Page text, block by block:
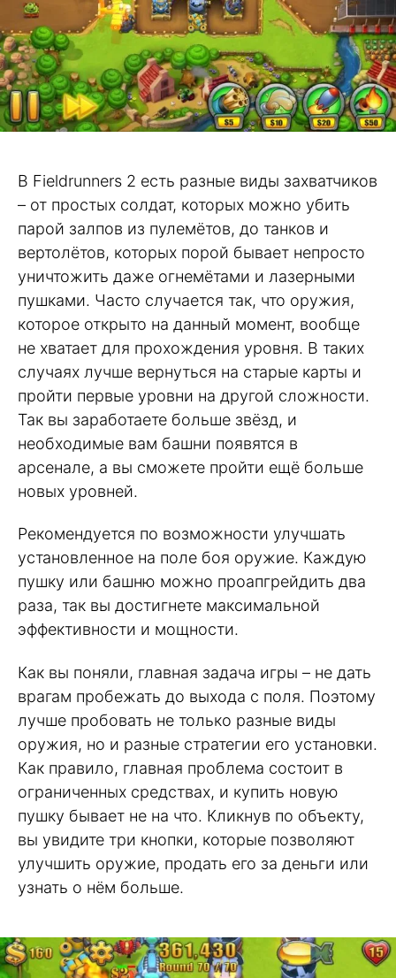
В Fieldrunners 2 есть разные виды захватчиков
– от простых солдат, которых можно убить
парой залпов из пулемётов, до танков и
вертолётов, которых порой бывает непросто
уничтожить даже огнемётами и лазерными
пушками. Часто случается так, что оружия,
которое открыто на данный момент, вообще
не хватает для прохождения уровня. В таких
случаях лучше вернуться на старые карты и
пройти первые уровни на другой сложности.
Так вы заработаете больше звёзд, и
необходимые вам башни появятся в
арсенале, а вы сможете пройти ещё больше
новых уровней.
Рекомендуется по возможности улучшать
установленное на поле боя оружие. Каждую
пушку или башню можно проапгрейдить два
раза, так вы достигнете максимальной
эффективности и мощности.
Как вы поняли, главная задача игры – не дать
врагам пробежать до выхода с поля. Поэтому
лучше пробовать не только разные виды
оружия, но и разные стратегии его установки.
Как правило, главная проблема состоит в
ограниченных средствах, и купить новую
пушку бывает не на что. Кликнув по объекту,
вы увидите три кнопки, которые позволяют
улучшить оружие, продать его за деньги или
узнать о нём больше.